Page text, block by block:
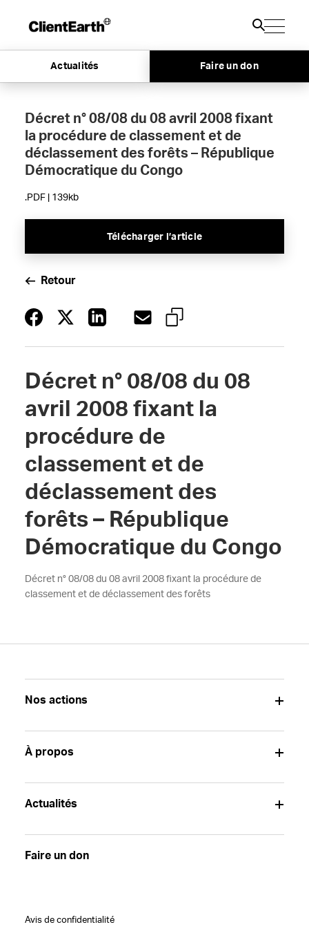
Actualités Faire un don
Décret n° 08/08 du 08 avril 2008 fixant
la procédure de classement et de
déclassement des forêts – République
Démocratique du Congo
.PDF | 139kb
Télécharger l’article
Retour
Décret n° 08/08 du 08
avril 2008 fixant la
procédure de
classement et de
déclassement des
forêts – République
Démocratique du Congo
Décret n° 08/08 du 08 avril 2008 fixant la procédure de
classement et de déclassement des forêts
Nos actions
À propos
Actualités
Faire un don
Avis de confidentialité